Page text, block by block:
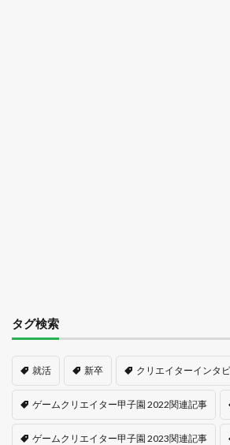
タグ検索
就活 新卒 クリエイターインタ
ゲームクリエイター甲子園 2022関連記事
ゲームクリエイター甲子園 2023関連記事